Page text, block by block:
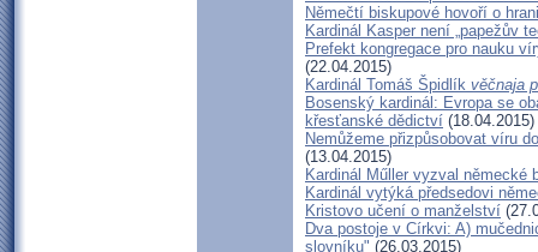
Němečtí biskupové hovoří o
Kardinál Kasper není „papežův
Prefekt kongregace pro nauku
(22.04.2015)
Kardinál Tomáš Špidlík věčnaja
Bosenský kardinál: Evropa se
křesťanské dědictví (18.04.2015)
Nemůžeme přizpůsobovat víru
(13.04.2015)
Kardinál Műller vyzval německé
Kardinál vytýká předsedovi
Kristovo učení o manželství
Dva postoje v Církvi: A)
slovníku" (26.03.2015)